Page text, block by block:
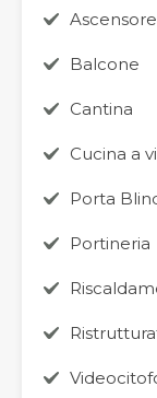
Ascensore
Balcone
Cantina
Cucina a
Porta
Portineria